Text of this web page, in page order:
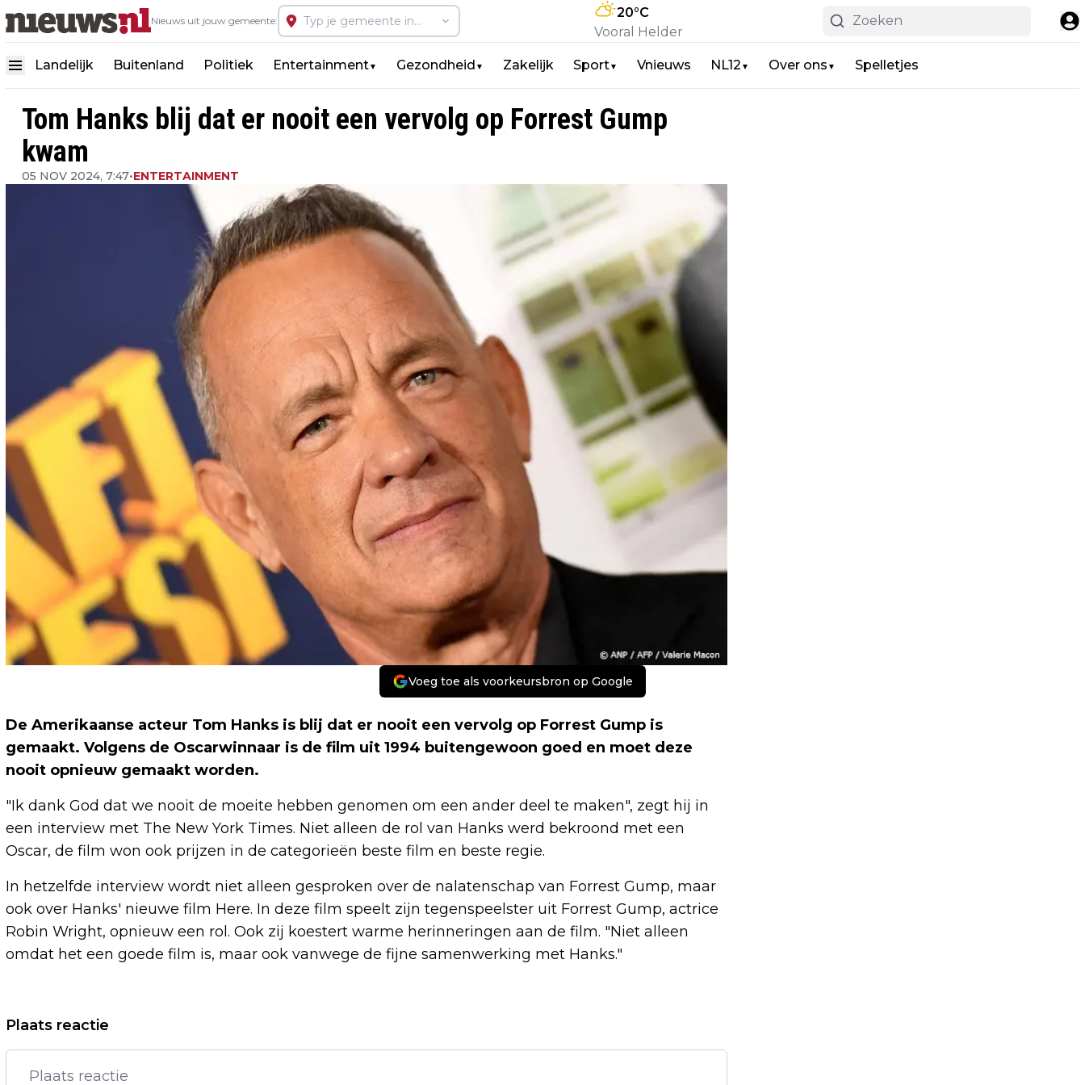
Nieuws uit jouw gemeente:
20°C
Vooral Helder
Landelijk Buitenland Politiek Entertainment▼ Gezondheid ▼ Zakelijk Sport▼ Vnieuws NL12 ▼ Over ons ▼ Spelletjes
Tom Hanks blij dat er nooit een vervolg op Forrest Gump
kwam
05 NOV 2024, 7:47•ENTERTAINMENT
Voeg toe als voorkeursbron op Google
De Amerikaanse acteur Tom Hanks is blij dat er nooit een vervolg op Forrest Gump is
gemaakt. Volgens de Oscarwinnaar is de film uit 1994 buitengewoon goed en moet deze
nooit opnieuw gemaakt worden.
"Ik dank God dat we nooit de moeite hebben genomen om een ander deel te maken", zegt hij in
een interview met The New York Times. Niet alleen de rol van Hanks werd bekroond met een
Oscar, de film won ook prijzen in de categorieën beste film en beste regie.
In hetzelfde interview wordt niet alleen gesproken over de nalatenschap van Forrest Gump, maar
ook over Hanks' nieuwe film Here. In deze film speelt zijn tegenspeelster uit Forrest Gump, actrice
Robin Wright, opnieuw een rol. Ook zij koestert warme herinneringen aan de film. "Niet alleen
omdat het een goede film is, maar ook vanwege de fijne samenwerking met Hanks."
Vorig artikel
VASTE GAST RAYMOND MENS MAAKT
ZICH ZORGEN OVER VANDAAG INSIDE
AIR FRANCE-KLM DAALT OP
Plaats reactie